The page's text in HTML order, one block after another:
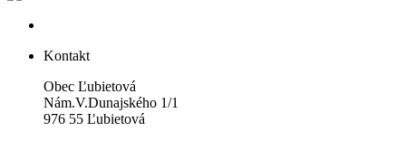
Kontakt
Obec Ľubietová
Nám.V.Dunajského 1/1
976 55 Ľubietová